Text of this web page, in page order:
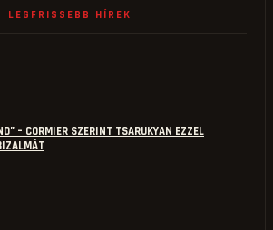
LEGFRISSEBB HÍREK
– CORMIER SZERINT TSARUKYAN EZZEL